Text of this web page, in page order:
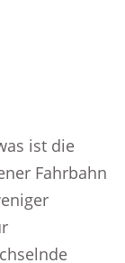
ist die
Fahrbahn